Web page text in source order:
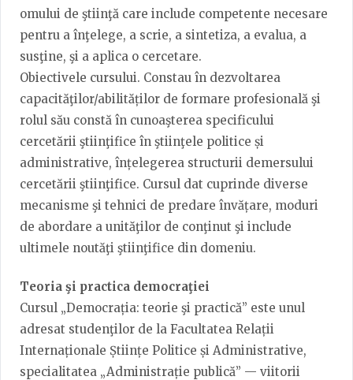
omului de ştiinţă care include competente necesare
pentru a înţelege, a scrie, a sintetiza, a evalua, a
susţine, şi a aplica o cercetare.
Obiectivele cursului. Constau în dezvoltarea
capacităţilor/abilităților de formare profesională şi
rolul său constă în cunoaşterea specificului
cercetării ştiinţifice în ştiinţele politice și
administrative, înțelegerea structurii demersului
cercetării ştiinţifice. Cursul dat cuprinde diverse
mecanisme şi tehnici de predare învățare, moduri
de abordare a unităţilor de conţinut şi include
ultimele noutăţi ştiinţifice din domeniu.
Teoria şi practica democraţiei
Cursul „Democrația: teorie şi practică” este unul
adresat studenţilor de la Facultatea Relații
Internaționale Științe Politice și Administrative,
specialitatea „Administrație publică” — viitorii